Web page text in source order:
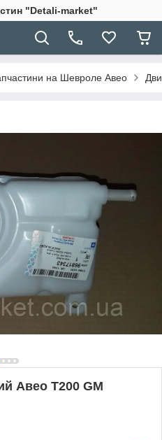
"Detali-market"
на Шевроле Авео
Авео T200 GM